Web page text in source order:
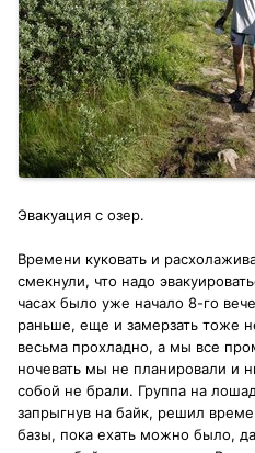
Эвакуация с озер.
Времени куковать и
смекнули, что надо
часах было уже начало 8-го
раньше, еще и замерзать тоже
весьма прохладно, а мы все
ночевать мы не планировали и
собой не брали. Группа на
запрыгнув на байк, решил
базы, пока ехать можно было,